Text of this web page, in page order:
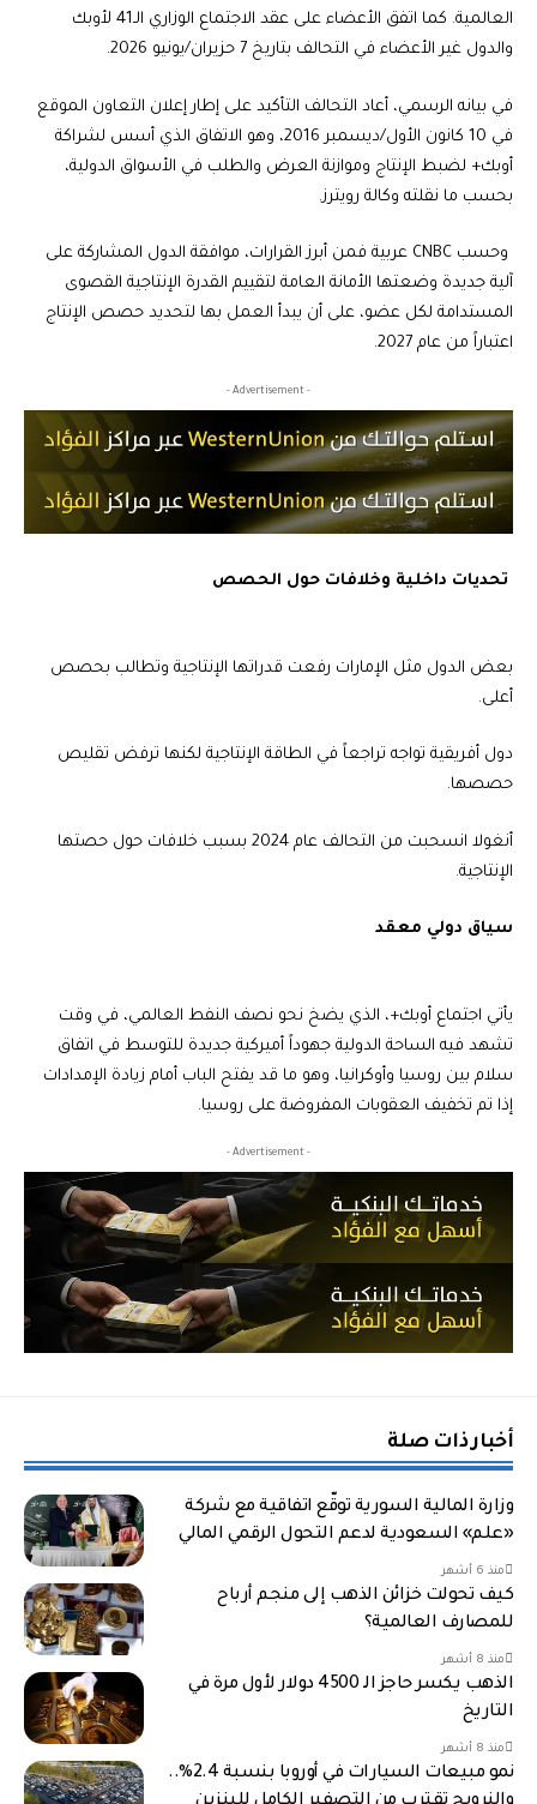
العالمية. كما اتفق الأعضاء على عقد الاجتماع الوزاري الـ41 لأوبك
والدول غير الأعضاء في التحالف بتاريخ 7 حزيران/يونيو 2026.
في بيانه الرسمي، أعاد التحالف التأكيد على إطار إعلان التعاون الموقع
في 10 كانون الأول/ديسمبر 2016، وهو الاتفاق الذي أسس لشراكة
أوبك+ لضبط الإنتاج وموازنة العرض والطلب في الأسواق الدولية،
بحسب ما نقلته وكالة رويترز.
وحسب CNBC عربية فمن أبرز القرارات، موافقة الدول المشاركة على
آلية جديدة وضعتها الأمانة العامة لتقييم القدرة الإنتاجية القصوى
المستدامة لكل عضو، على أن يبدأ العمل بها لتحديد حصص الإنتاج
اعتباراً من عام 2027.
- Advertisement -
تحديات داخلية وخلافات حول الحصص
بعض الدول مثل الإمارات رفعت قدراتها الإنتاجية وتطالب بحصص
أعلى.
دول أفريقية تواجه تراجعاً في الطاقة الإنتاجية لكنها ترفض تقليص
حصصها.
أنغولا انسحبت من التحالف عام 2024 بسبب خلافات حول حصتها
الإنتاجية.
سياق دولي معقد
يأتي اجتماع أوبك+، الذي يضخ نحو نصف النفط العالمي، في وقت
تشهد فيه الساحة الدولية جهوداً أميركية جديدة للتوسط في اتفاق
سلام بين روسيا وأوكرانيا، وهو ما قد يفتح الباب أمام زيادة الإمدادات
إذا تم تخفيف العقوبات المفروضة على روسيا.
- Advertisement -
أخبار ذات صلة
وزارة المالية السورية توقّع اتفاقية مع شركة
«علم» السعودية لدعم التحول الرقمي المالي
منذ 6 أشهر
كيف تحولت خزائن الذهب إلى منجم أرباح
للمصارف العالمية؟
منذ 8 أشهر
الذهب يكسر حاجز الـ 4500 دولار لأول مرة في
التاريخ
منذ 8 أشهر
نمو مبيعات السيارات في أوروبا بنسبة 2.4%..